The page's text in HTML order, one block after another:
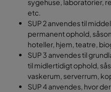
sygehuse, laboratorier,
etc.
SUP 2 anvendes til
permanent ophold,
hoteller, hjem, teatre,
SUP 3 anvendes til
til midlertidigt ophold,
vaskerum, serverrum,
SUP 4 anvendes, hvor